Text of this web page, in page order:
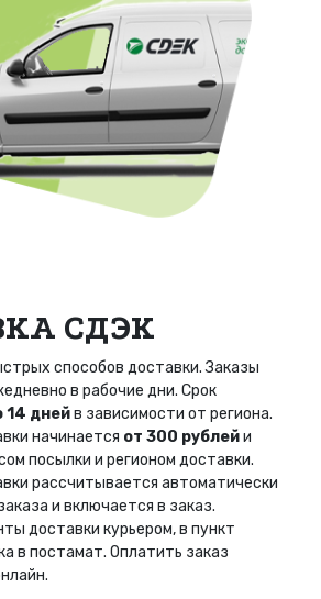
СДЭК
способов доставки. Заказы
в рабочие дни. Срок
14 днейв зависимости от региона.
начинается от 300 рублейи
посылки и регионом доставки.
рассчитывается автоматически
и включается в заказ.
доставки курьером, в пункт
в постамат. Оплатить заказ